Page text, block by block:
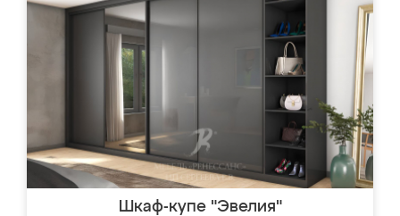
Шкаф-купе "Эвелия"